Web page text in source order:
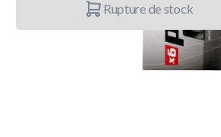
Rupture de stock